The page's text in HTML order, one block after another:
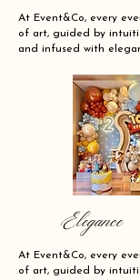
At Event&Co, every
of art, guided by
and infused with
Elegance
At Event&Co, every
of art, guided by